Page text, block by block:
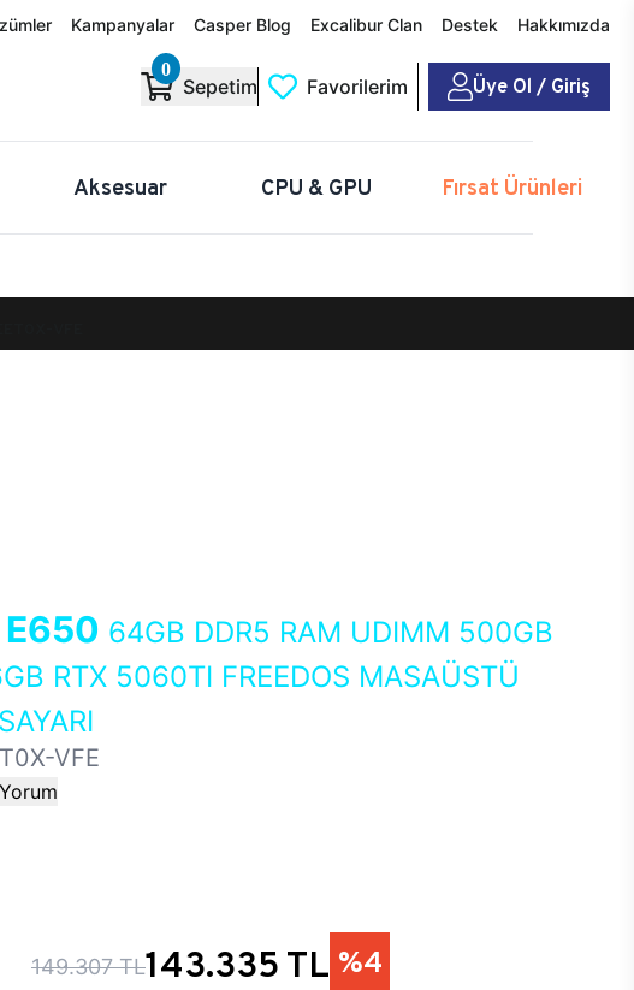
Kampanyalar Casper Blog Excalibur Clan Destek Hakkımızda
0
Sepetim Favorilerim Üye Ol / Giriş
Aksesuar CPU & GPU Fırsat Ürünleri
64GB DDR5 RAM UDIMM 500GB
RTX 5060TI FREEDOS MASAÜSTÜ
VFE
149.307 TL143.335 TL %4